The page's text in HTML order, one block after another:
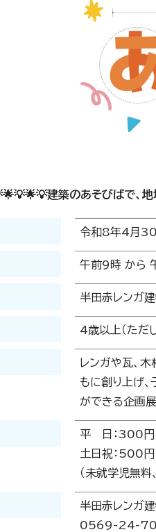
建築のあそびばで、
令和8年4月30
午前9時 から
半田赤レンガ
4歳以上（ただ
レンガや瓦、
もに創り上げ
ができる企画展
平 日：300円
土日祝：500
（未就学児無料
半田赤レンガ
0569-24-